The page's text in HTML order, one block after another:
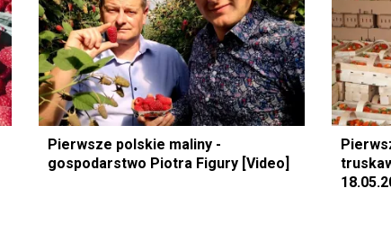
Pierwsze polskie maliny -
gospodarstwo Piotra Figury [Video]